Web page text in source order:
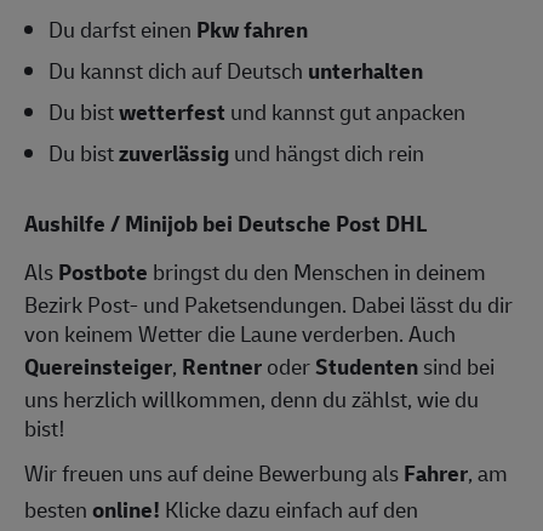
Du darfst einen Pkw fahren
Du kannst dich auf Deutsch unterhalten
Du bistwetterfest und kannst gut anpacken
Du bistzuverlässigund hängst dich rein
Aushilfe / Minijob bei Deutsche Post DHL
AlsPostbote bringst du den Menschen in deinem
Bezirk Post- und Paketsendungen. Dabei lässt du dir
von keinem Wetter die Laune verderben. Auch
Quereinsteiger, RentneroderStudentensind bei
uns herzlich willkommen, denn du zählst, wie du
bist!
Wir freuen uns auf deine Bewerbung alsFahrer, am
bestenonline! Klicke dazu einfach auf den